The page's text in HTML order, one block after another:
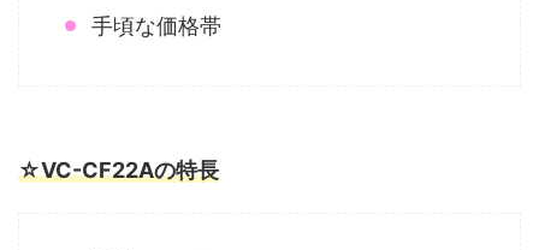
手頃な価格帯
☆VC-CF22Aの特長